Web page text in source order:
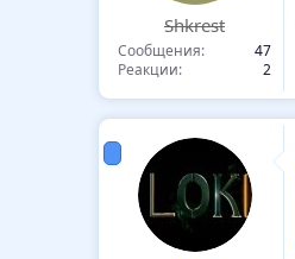
Shkrest
Сообщения
47
Реакции
2